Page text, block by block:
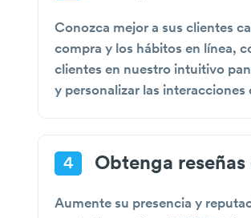
Conozca mejor a sus clientes
compra y los hábitos en línea,
clientes en nuestro intuitivo
y personalizar las interacciones
4 Obtenga
Aumente su presencia y